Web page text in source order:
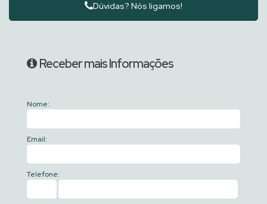
Dúvidas? Nós ligamos!
Receber mais Informações
Nome:
Email:
Telefone: